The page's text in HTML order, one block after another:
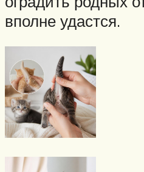
вполне удастся.